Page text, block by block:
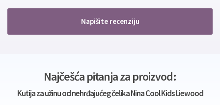
Napišite recenziju
Najčešća pitanja za proizvod:
Kutija za užinu od nehrđajućeg čelika Nina Cool Kids Liewood